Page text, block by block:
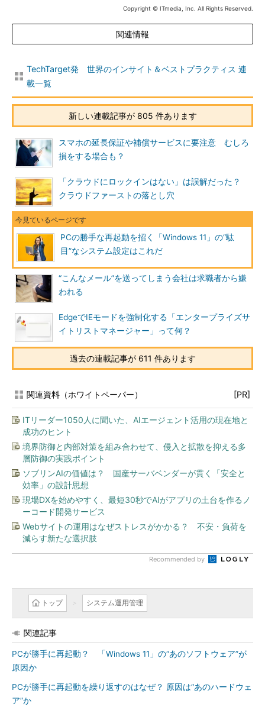
Copyright © ITmedia, Inc. All Rights Reserved.
関連情報
TechTarget発 世界のインサイト＆ベストプラクティス 連
載一覧
新しい連載記事が 805 件あります
スマホの延長保証や補償サービスに要注意 むしろ
損をする場合も？
「クラウドにロックインはない」は誤解だった？
クラウドファーストの落とし穴
PCの勝手な再起動を招く「Windows 11」の“駄
目”なシステム設定はこれだ
“こんなメール”を送ってしまう会社は求職者から嫌
われる
EdgeでIEモードを強制化する「エンタープライズサ
イトリストマネージャー」って何？
過去の連載記事が 611 件あります
関連資料（ホワイトペーパー） [PR]
ITリーダー1050人に聞いた、AIエージェント活用の現在地と
成功のヒント
境界防御と内部対策を組み合わせて、侵入と拡散を抑える多
層防御の実践ポイント
ソブリンAIの価値は？ 国産サーバベンダーが貫く「安全と
効率」の設計思想
現場DXを始めやすく、最短30秒でAIがアプリの土台を作るノ
ーコード開発サービス
Webサイトの運用はなぜストレスがかかる？ 不安・負荷を
減らす新たな選択肢
Recommended by
トップ システム運用管理
関連記事
PCが勝手に再起動？ 「Windows 11」の“あのソフトウェア”が
原因か
PCが勝手に再起動を繰り返すのはなぜ？ 原因は“あのハードウェ
ア”か